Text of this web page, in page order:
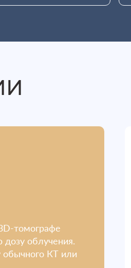
томографе
облучения.
обычного КТ или